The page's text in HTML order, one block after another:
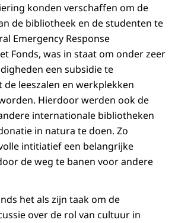
konden verschaffen om de
de bibliotheek en de studenten te
Emergency Response
Fonds, was in staat om onder zeer
een subsidie te
leeszalen en werkplekken
Hierdoor werden ook de
internationale bibliotheken
in natura te doen. Zo
intitiatief een belangrijke
de weg te banen voor andere
het als zijn taak om de
over de rol van cultuur in